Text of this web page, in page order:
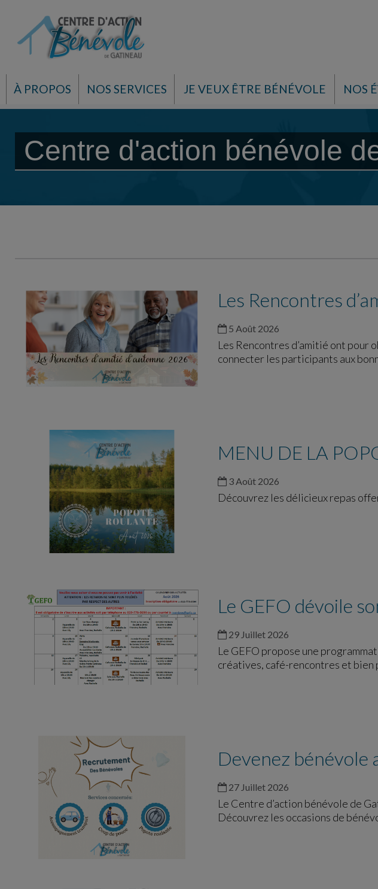
À PROPOS NOS SERVICES JE VEUX ÊTRE BÉNÉVOLE NOS
Centre d'action bénévole
Les Rencontres
5 Août 2026
Les Rencontres d’amitié ont pour
connecter les participants aux
MENU DE LA
3 Août 2026
Découvrez les délicieux repas
Le GEFO dévoile
29 Juillet 2026
Le GEFO propose une
créatives, café-rencontres et bien
Devenez bénévole
27 Juillet 2026
Le Centre d’action bénévole de
Découvrez les occasions de